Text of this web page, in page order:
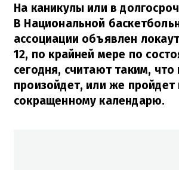
На каникулы или в
В Национальной
ассоциации объявлен
12, по крайней мере по
сегодня, считают таким, что
произойдет, или же пройдет
сокращенному календарю.